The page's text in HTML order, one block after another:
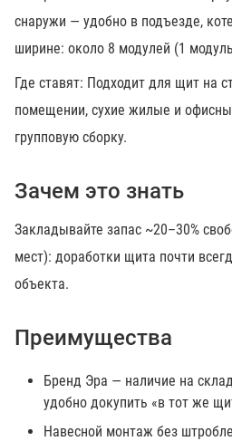
снаружи — удобно в подъезде,
ширине: около 8 модулей (1
Где ставят: Подходит для щит на
помещении, сухие жилые и
групповую сборку.
Зачем это знать
Закладывайте запас ~20–30%
мест): доработки щита почти
объекта.
Преимущества
Бренд Эра — наличие на
удобно докупить «в тот же
Навесной монтаж без